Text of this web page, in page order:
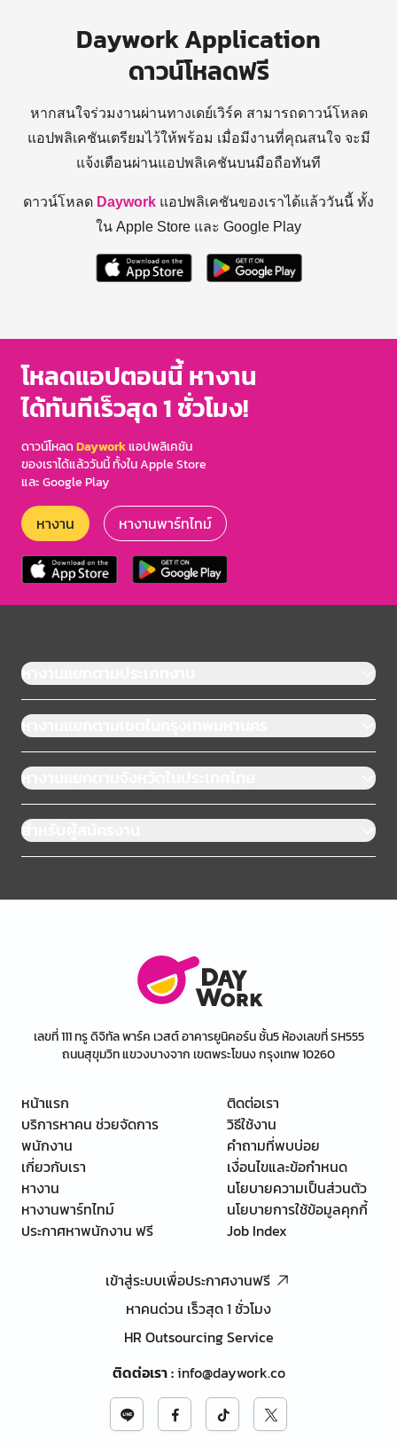
Daywork Application
ดาวน์โหลดฟรี
หากสนใจร่วมงานผ่านทางเดย์เวิร์ค สามารถดาวน์โหลด
แอปพลิเคชันเตรียมไว้ให้พร้อม เมื่อมีงานที่คุณสนใจ จะมี
แจ้งเตือนผ่านแอปพลิเคชันบนมือถือทันที
ดาวน์โหลด Daywork แอปพลิเคชันของเราได้แล้ววันนี้ ทั้ง
ใน Apple Store และ Google Play
โหลดแอปตอนนี้ หางาน
ได้ทันทีเร็วสุด 1 ชั่วโมง!
ดาวน์โหลดDayworkแอปพลิเคชัน
ของเราได้แล้ววันนี้ ทั้งใน Apple Store
และ Google Play
หางาน หางานพาร์ทไทม์
หางานแยกตามประเภทงาน
หางานแยกตามเขตในกรุงเทพมหานคร
หางานแยกตามจังหวัดในประเทศไทย
สำหรับผู้สมัครงาน
เลขที่ 111 ทรู ดิจิทัล พาร์ค เวสต์ อาคารยูนิคอร์น ชั้น5 ห้องเลขที่ SH555
ถนนสุขุมวิท แขวงบางจาก เขตพระโขนง กรุงเทพ 10260
หน้าแรก
บริการหาคน ช่วยจัดการ
พนักงาน
เกี่ยวกับเรา
หางาน
หางานพาร์ทไทม์
ประกาศหาพนักงาน ฟรี
ติดต่อเรา
วิธีใช้งาน
คำถามที่พบบ่อย
เงื่อนไขและข้อกำหนด
นโยบายความเป็นส่วนตัว
นโยบายการใช้ข้อมูลคุกกี้
Job Index
เข้าสู่ระบบเพื่อประกาศงานฟรี
หาคนด่วน เร็วสุด 1 ชั่วโมง
HR Outsourcing Service
ติดต่อเรา:info@daywork.co